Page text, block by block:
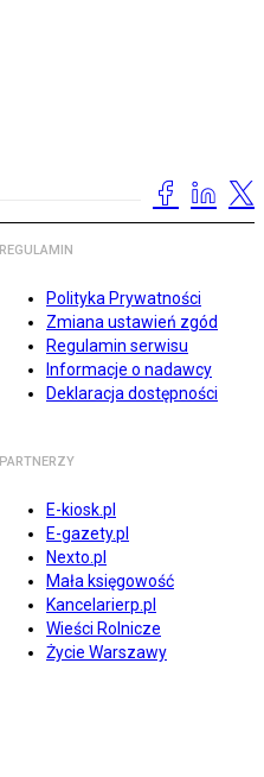
REGULAMIN
Polityka Prywatności
Zmiana ustawień zgód
Regulamin serwisu
Informacje o nadawcy
Deklaracja dostępności
PARTNERZY
E-kiosk.pl
E-gazety.pl
Nexto.pl
Mała księgowość
Kancelarierp.pl
Wieści Rolnicze
Życie Warszawy